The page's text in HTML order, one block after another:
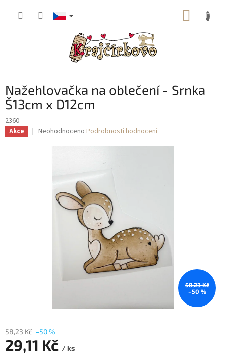
Nažehlovačka na oblečení - Srnka
Š13cm x D12cm
2360
Akce
Průměrné
hvězdiček.
Neohodnoceno Podrobnosti hodnocení
58,23 Kč
–50 %
58,23 Kč –50 %
29,11 Kč / ks